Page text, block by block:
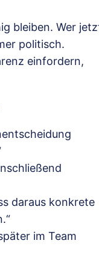
bleiben. Wer
politisch.
einfordern,
daraus konkrete
im Team